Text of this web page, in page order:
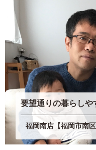
要望通りの暮らしや
福岡南店【福岡市南